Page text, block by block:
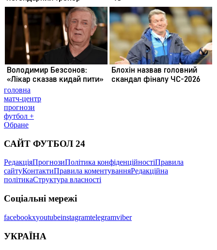
головна
матч-центр
прогнози
футбол +
Обране
САЙТ ФУТБОЛ 24
РедакціяПрогнозиПолітика конфіденційностіПравила
сайтуКонтактиПравила коментуванняРедакційна
політикаСтруктура власності
Соціальні мережі
facebookxyoutubeinstagramtelegramviber
УКРАЇНА